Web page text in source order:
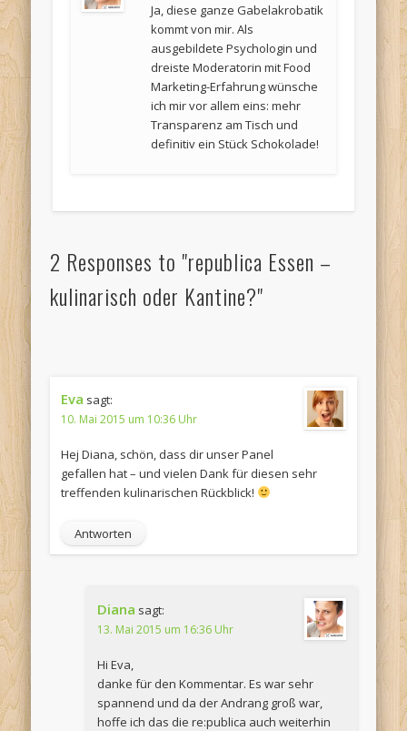
Ja, diese ganze Gabelakrobatik
kommt von mir. Als
ausgebildete Psychologin und
dreiste Moderatorin mit Food
Marketing-Erfahrung wünsche
ich mir vor allem eins: mehr
Transparenz am Tisch und
definitiv ein Stück Schokolade!
2 Responses to "republica Essen –
kulinarisch oder Kantine?"
Eva sagt:
10. Mai 2015 um 10:36 Uhr
Hej Diana, schön, dass dir unser Panel
gefallen hat – und vielen Dank für diesen sehr
treffenden kulinarischen Rückblick!
Antworten
Diana sagt:
13. Mai 2015 um 16:36 Uhr
Hi Eva,
danke für den Kommentar. Es war sehr
spannend und da der Andrang groß war,
hoffe ich das die re:publica auch weiterhin